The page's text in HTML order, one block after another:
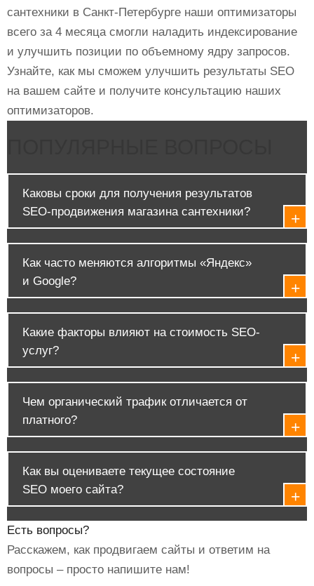
сантехники в Санкт-Петербурге наши оптимизаторы
всего за 4 месяца смогли наладить индексирование
и улучшить позиции по объемному ядру запросов.
Узнайте, как мы сможем улучшить результаты SEO
на вашем сайте и получите консультацию наших
оптимизаторов.
Каковы сроки для получения результатов
SEO-продвижения магазина сантехники?
Как часто меняются алгоритмы «Яндекс»
и Google?
Какие факторы влияют на стоимость SEO-
услуг?
Чем органический трафик отличается от
платного?
Как вы оцениваете текущее состояние
SEO моего сайта?
Есть вопросы?
Расскажем, как продвигаем сайты и ответим на
вопросы – просто напишите нам!